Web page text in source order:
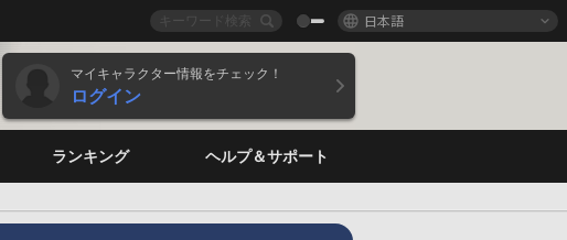
日本語
マイキャラクター情報をチェック！
ログイン
ランキング ヘルプ＆サポート